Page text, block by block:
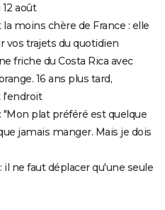
août
moins chère de France : elle
vos trajets du quotidien
friche du Costa Rica avec
16 ans plus tard,
l'endroit
"Mon plat préféré est quelque
jamais manger. Mais je dois
il ne faut déplacer qu'une seule